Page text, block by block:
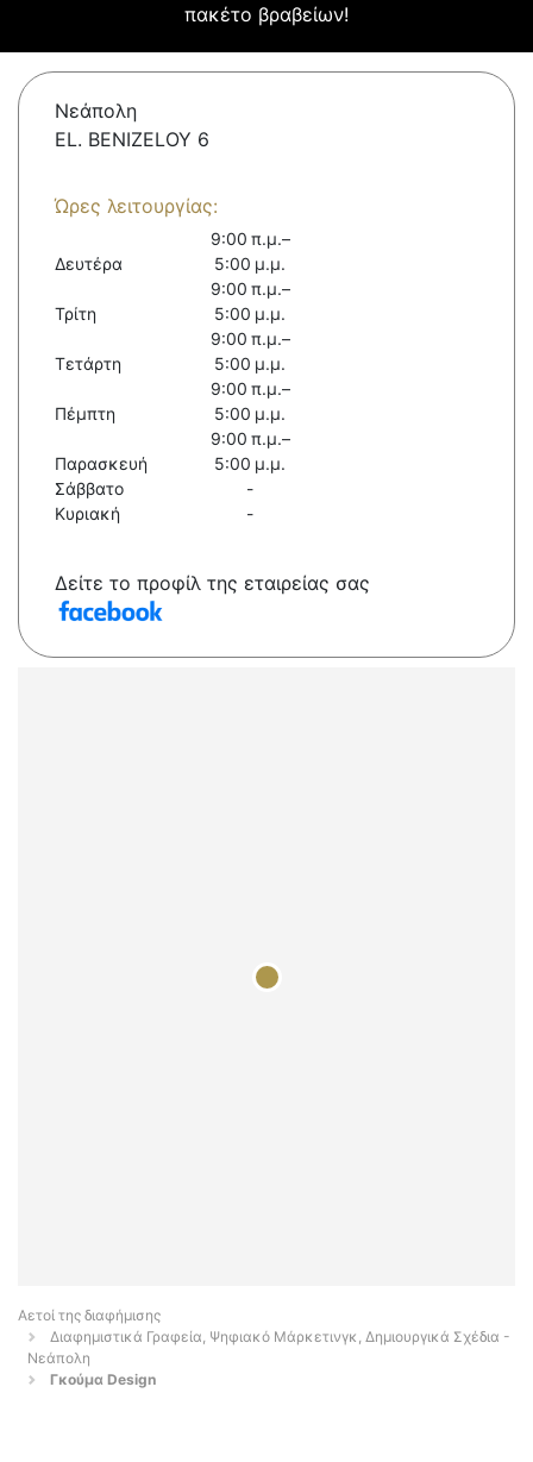
πακέτο βραβείων!
Νεάπολη
EL. BENIZELOY 6
Ώρες λειτουργίας:
Δευτέρα
9:00 π.μ.–
5:00 μ.μ.
Τρίτη
9:00 π.μ.–
5:00 μ.μ.
Τετάρτη
9:00 π.μ.–
5:00 μ.μ.
Πέμπτη
9:00 π.μ.–
5:00 μ.μ.
Παρασκευή
9:00 π.μ.–
5:00 μ.μ.
Σάββατο
-
Κυριακή
-
Δείτε το προφίλ της εταιρείας σας
Αετοί της διαφήμισης
Διαφημιστικά Γραφεία, Ψηφιακό Μάρκετινγκ, Δημιουργικά Σχέδια -
Νεάπολη
Γκούμα Design